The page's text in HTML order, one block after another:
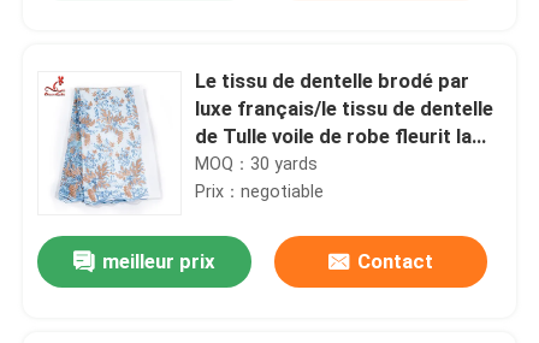
Le tissu de dentelle brodé par
luxe français/le tissu de dentelle
de Tulle voile de robe fleurit la
décoration
MOQ：30 yards
Prix：negotiable
meilleur prix Contact